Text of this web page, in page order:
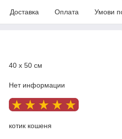
Доставка Оплата Умови
40 х 50 см
Нет информации
котик кошеня